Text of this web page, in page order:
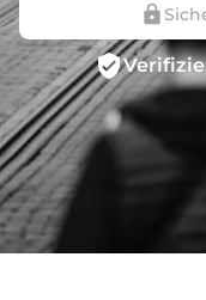
lock
verified_user